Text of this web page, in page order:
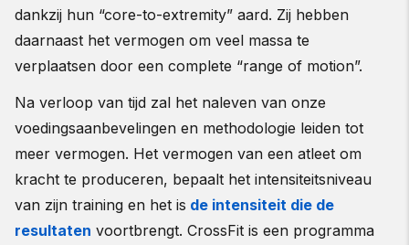
dankzij hun “core-to-extremity” aard. Zij hebben
daarnaast het vermogen om veel massa te
verplaatsen door een complete “range of motion”.
Na verloop van tijd zal het naleven van onze
voedingsaanbevelingen en methodologie leiden tot
meer vermogen. Het vermogen van een atleet om
kracht te produceren, bepaalt het intensiteitsniveau
van zijn training en het is de intensiteit die de
resultaten voortbrengt. CrossFit is een programma